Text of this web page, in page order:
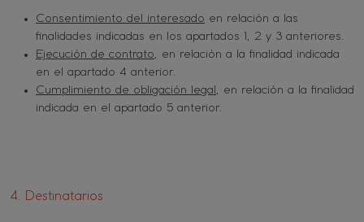
Consentimiento del interesado en relación a las
finalidades indicadas en los apartados 1, 2 y 3 anteriores.
Ejecución de contrato, en relación a la finalidad indicada
en el apartado 4 anterior.
Cumplimiento de obligación legal , en relación a la finalidad
indicada en el apartado 5 anterior.
4. Destinatarios